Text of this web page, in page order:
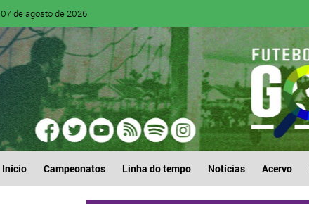
07 de agosto de 2026
Início Campeonatos Linha do tempo Notícias Acervo